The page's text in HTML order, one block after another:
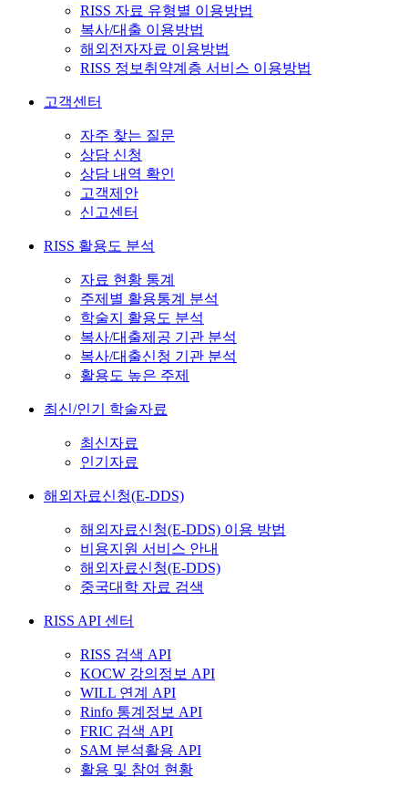
RISS 자료 유형별 이용방법
복사/대출 이용방법
해외전자자료 이용방법
RISS 정보취약계층 서비스 이용방법
고객센터
자주 찾는 질문
상담 신청
상담 내역 확인
고객제안
신고센터
RISS 활용도 분석
자료 현황 통계
주제별 활용통계 분석
학술지 활용도 분석
복사/대출제공 기관 분석
복사/대출신청 기관 분석
활용도 높은 주제
최신/인기 학술자료
최신자료
인기자료
해외자료신청(E-DDS)
해외자료신청(E-DDS) 이용 방법
비용지원 서비스 안내
해외자료신청(E-DDS)
중국대학 자료 검색
RISS API 센터
RISS 검색 API
KOCW 강의정보 API
WILL 연계 API
Rinfo 통계정보 API
FRIC 검색 API
SAM 분석활용 API
활용 및 참여 현황